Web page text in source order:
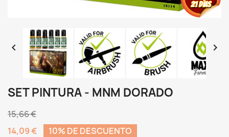
 
SET PINTURA - MNM DORADO
15,66 €
14,09 €
10% DE DESCUENTO